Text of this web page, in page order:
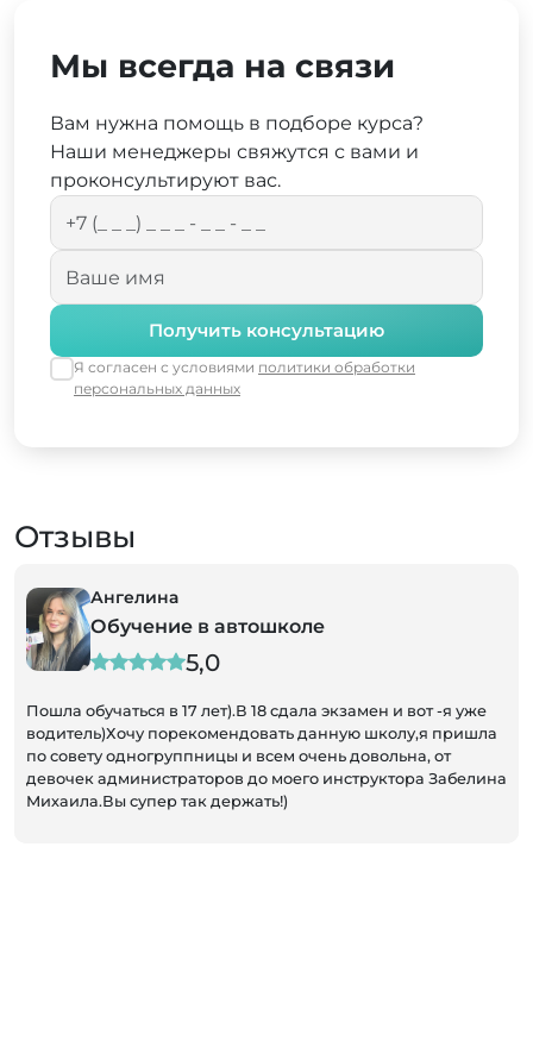
Мы всегда на связи
Вам нужна помощь в подборе курса?
Наши менеджеры свяжутся с вами и
проконсультируют вас.
Получить консультацию
Я согласен с условиями политики обработки
персональных данных
Отзывы
в автошколе
5,0
лет).В 18 сдала экзамен и вот -я уже
данную школу,я пришла
и всем очень довольна, от
до моего инструктора Забелина
держать!)
Хочу поделиться
Выездной менеджер
подписал договор на
быстро. Инструктор